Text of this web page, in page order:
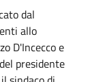
dal
allo
D'Incecco e
presidente